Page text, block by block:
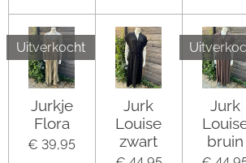
Uitverkocht
Jurkje
Flora
€ 39,95
Jurk
Louise
zwart
Jurk
bruin